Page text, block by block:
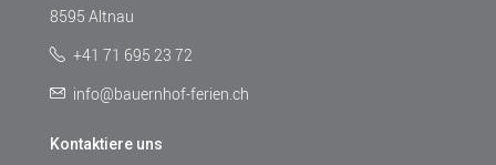
8595 Altnau
+41 71 695 23 72
info@bauernhof-ferien.ch
Kontaktiere uns